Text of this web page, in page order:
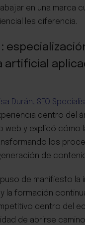
en una marca
les diferencia.
artificial
Durán, SEO
dentro del
web y explicó cómo
los
de
de manifiesto la
la formación
dentro del
de abrirse